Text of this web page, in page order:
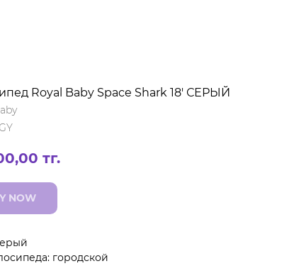
Royal Baby Space Shark 18' СЕРЫЙ
тг.
NOW
городской